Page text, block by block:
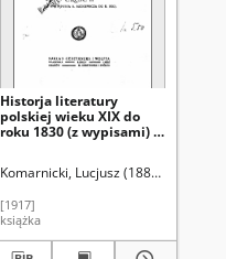
Historja literatury
polskiej wieku XIX do
roku 1830 (z wypisami) :
2, (Od wystąpienia A.
Komarnicki, Lucjusz (1884-1926)
[1917]
książka